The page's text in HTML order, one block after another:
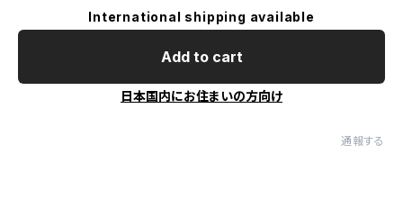
International shipping available
Add to cart
日本国内にお住まいの方向け
通報する